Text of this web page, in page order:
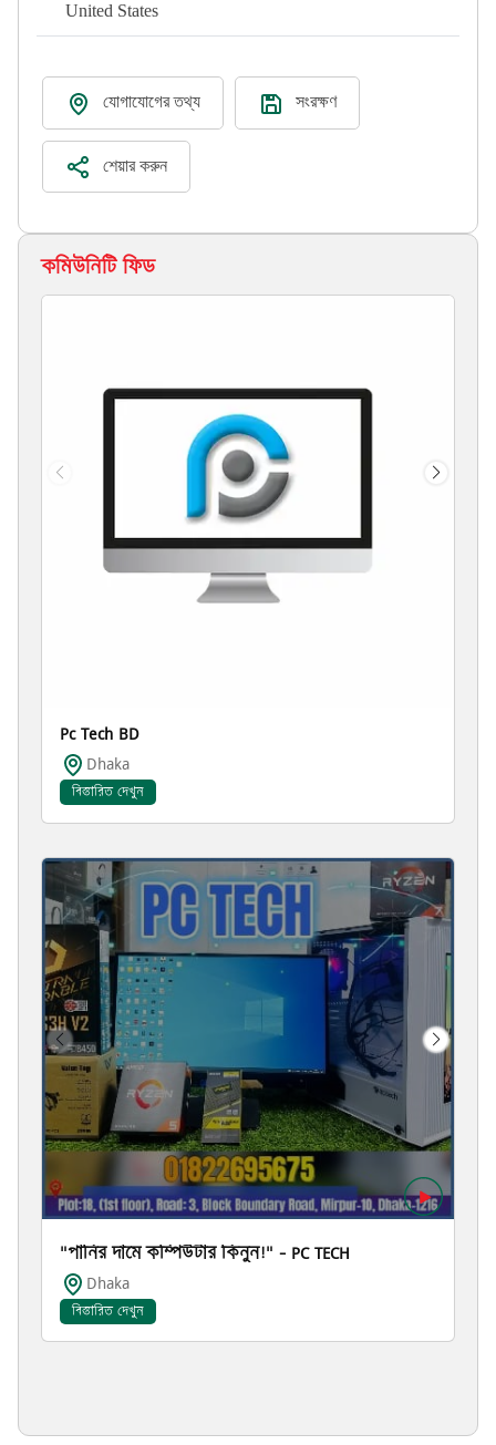
United States
যোগাযোগের তথ্য সংরক্ষণ
শেয়ার করুন
কমিউনিটি ফিড
Pc Tech BD
Dhaka
বিস্তারিত দেখুন
"পানির দামে কম্পিউটার কিনুন!" – PC TECH
Dhaka
বিস্তারিত দেখুন